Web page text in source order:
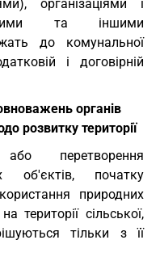
організаціями і
та іншими
до комунальної
і договірній
органів
розвитку території
перетворення
об'єктів, початку
природних
території сільської,
тільки з її